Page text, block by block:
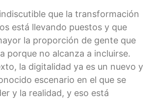
que la transformación
está llevando puestos y que
la proporción de gente que
porque no alcanza a incluirse.
la digitalidad ya es un nuevo y
escenario en el que se
y la realidad, y eso está